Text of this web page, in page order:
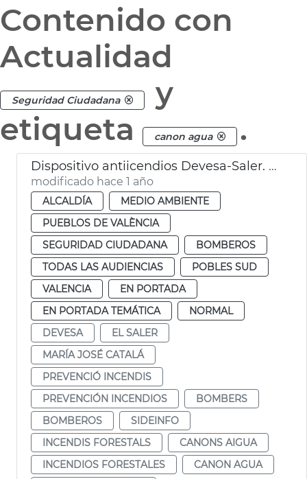
Contenido con
Actualidad
Seguridad Ciudadana
y
etiqueta
canon agua .
Dispositivo antiicendios Devesa-Saler. València
modificado hace 1 año
ALCALDÍA
MEDIO AMBIENTE
PUEBLOS DE VALÈNCIA
SEGURIDAD CIUDADANA
BOMBEROS
TODAS LAS AUDIENCIAS
POBLES SUD
VALENCIA
EN PORTADA
EN PORTADA TEMÁTICA
NORMAL
DEVESA
EL SALER
MARÍA JOSÉ CATALÁ
PREVENCIÓ INCENDIS
PREVENCIÓN INCENDIOS
BOMBERS
BOMBEROS
SIDEINFO
INCENDIS FORESTALS
CANONS AIGUA
INCENDIOS FORESTALES
CANON AGUA